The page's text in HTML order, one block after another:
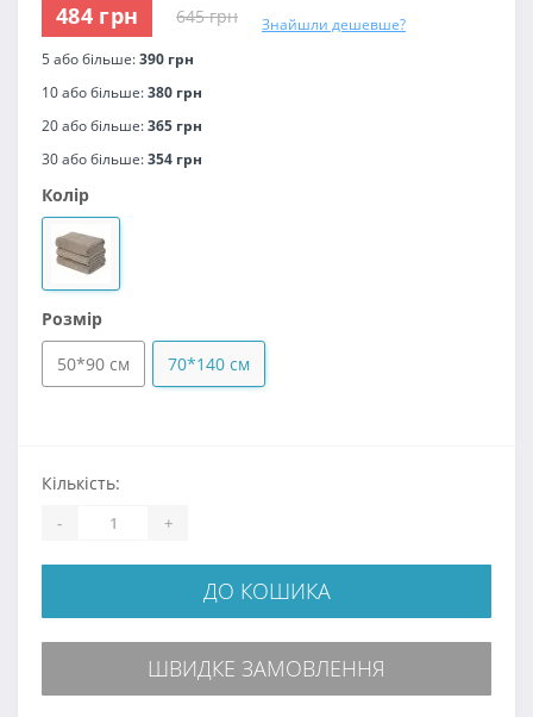
484 грн 645 грн
Знайшли дешевше?
5 або більше:390 грн
10 або більше:380 грн
20 або більше:365 грн
30 або більше:354 грн
Колір
Розмір
50*90 см
70*140 см
Кількість:
- +
ДО КОШИКА
ШВИДКЕ ЗАМОВЛЕННЯ